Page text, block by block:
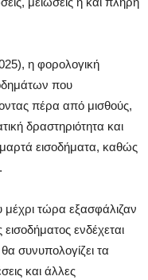
η φορολογική
που
πέρα από μισθούς,
δραστηριότητα και
εισοδήματα, καθώς
τώρα εξασφάλιζαν
ενδέχεται
συνυπολογίζει τα
και άλλες